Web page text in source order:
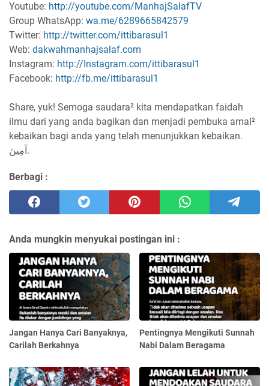
Youtube: http://youtube.com/ManhajSalafTV
Group WhatsApp: wa.me/6289665842579
Twitter: http://twitter.com/ittibarasul1
Web: dakwahmanhajsalaf.com
Instagram: http://Instagram.com/ittibarasul1
Facebook: http://fb.me/ittibarasul1
Share, yuk! Semoga saudara² kita mendapatkan faidah
ilmu dari yang anda bagikan dan menjadi pembuka amal²
kebaikan bagi anda yang telah menunjukkan kebaikan.
آمِينَ.
Berbagi :
Anda mungkin menyukai postingan ini :
Jangan Hanya Cari Banyaknya,
Carilah Berkahnya
Pentingnya Mengikuti Sunnah
Nabi Dalam Beragama